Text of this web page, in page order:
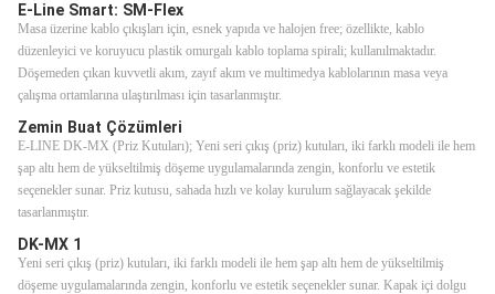
E-Line Smart: SM-Flex
Masa üzerine kablo çıkışları için, esnek yapıda ve halojen free; özellikte, kablo
düzenleyici ve koruyucu plastik omurgalı kablo toplama spirali; kullanılmaktadır.
Döşemeden çıkan kuvvetli akım, zayıf akım ve multimedya kablolarının masa veya
çalışma ortamlarına ulaştırılması için tasarlanmıştır.
Zemin Buat Çözümleri
E-LINE DK-MX (Priz Kutuları); Yeni seri çıkış (priz) kutuları, iki farklı modeli ile hem
şap altı hem de yükseltilmiş döşeme uygulamalarında zengin, konforlu ve estetik
seçenekler sunar. Priz kutusu, sahada hızlı ve kolay kurulum sağlayacak şekilde
tasarlanmıştır.
DK-MX 1
Yeni seri çıkış (priz) kutuları, iki farklı modeli ile hem şap altı hem de yükseltilmiş
döşeme uygulamalarında zengin, konforlu ve estetik seçenekler sunar. Kapak içi dolgu